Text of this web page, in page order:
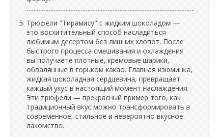
Трюфели "Тирамису" с жидким шоколадом —
это восхитительный способ насладиться
любимым десертом без лишних хлопот. После
быстрого процесса смешивания и охлаждения
вы получаете плотные, кремовые шарики,
обвалянные в горьком какао. Главная изюминка,
жидкая шоколадная сердцевина, превращает
каждый укус в настоящий момент наслаждения.
Эти трюфели — прекрасный пример того, как
традиционный вкус можно трансформировать в
современное, стильное и невероятно вкусное
лакомство.